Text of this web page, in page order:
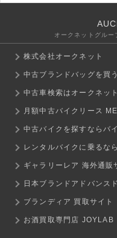
オークネットグル
株式会社オークネット
中古ブランドバッグを買
中古車検索はオークネッ
月額中古バイクリース
中古バイクを探すならバ
レンタルバイクに乗るな
ギャラリーレア 海外通販
日本ブランドアドバンス
ブランディア 買取サイト
お酒買取専門店 JOYLAB